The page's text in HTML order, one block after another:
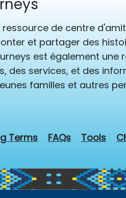
de centre
et partager des
est également une
des services, et des
familles et autres
Terms FAQs Tools